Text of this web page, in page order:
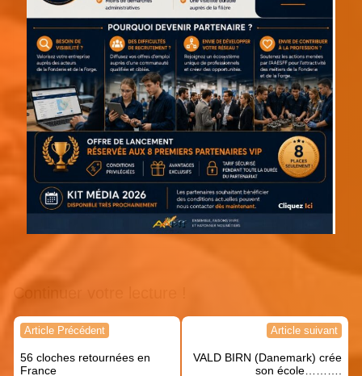
Continuer votre lecture !
Navigation
l’article
Article Précédent
56 cloches retournées en
France
Article suivant
VALD BIRN (Danemark) crée
son école……….